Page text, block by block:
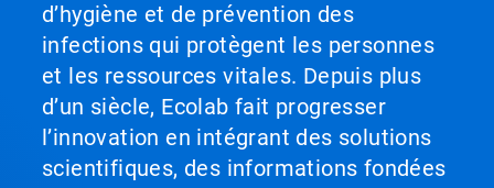
d’hygiène et de prévention des
infections qui protègent les personnes
et les ressources vitales. Depuis plus
d’un siècle, Ecolab fait progresser
l’innovation en intégrant des solutions
scientifiques, des informations fondées